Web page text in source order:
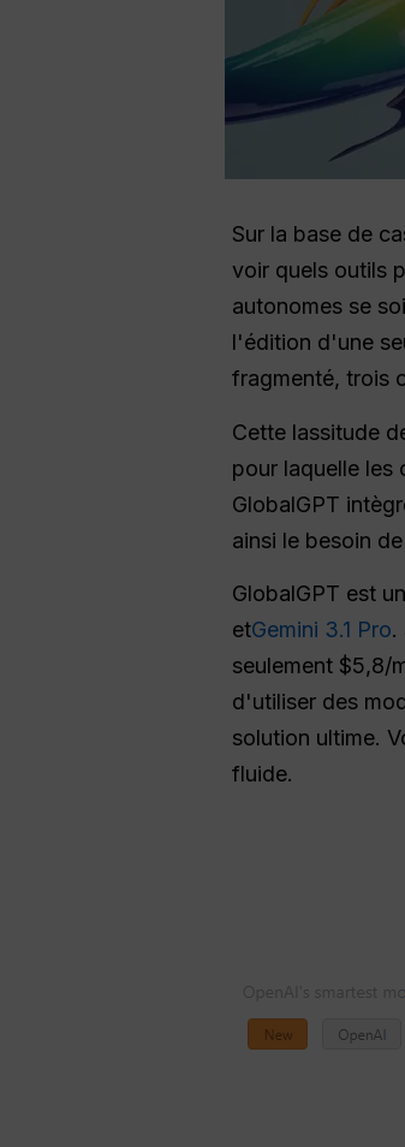
Sur la base de
voir quels outils
autonomes se
l'édition d'une
fragmenté, trois
Cette lassitude
pour laquelle les
GlobalGPT
ainsi le besoin
GlobalGPT est
etGemini 3.1 Pro.
seulement $5,8/
d'utiliser des
solution ultime.
fluide.